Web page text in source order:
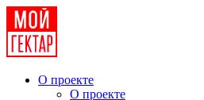
О проекте
О проекте